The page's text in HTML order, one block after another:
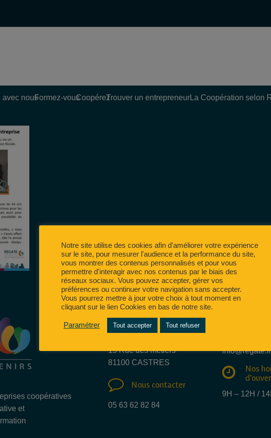
avec nousFormez-vousCoopérezTrouver un entrepreneurLa Coopération selon
coopératives
et
Nous trouver
15 Rue des métiers
81100 CASTRES
Nous contacter
05 63 62 82 84
Nous
info@regate.fr
Nos
9H – 12H /
Notre site utilise des cookies afin d'améliorer votre expérience
sur le site, pour mesurer l'audience et la performance du site,
vous montrer des contenus personnalisés et pour vous
permettre d'interagir avec nos contenus par le biais des
réseaux sociaux. Vous pouvez accepter, gérer vos
préférences ou continuer votre navigation sans accepter.
Vous pourrez mettre à jour votre choix à tout moment en
cliquant sur le lien Cookies en bas de notre site.
Paramétrer Tout accepter Tout refuser